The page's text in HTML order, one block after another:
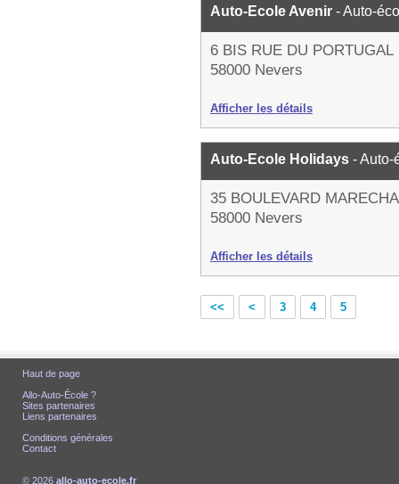
Auto-Ecole Avenir - Auto-
6 BIS RUE DU PORTUGAL
58000 Nevers
Afficher les détails
Auto-Ecole Holidays - Auto-
35 BOULEVARD
58000 Nevers
Afficher les détails
<< < 3 4 5
Haut de page
Allo-Auto-École ?
Sites partenaires
Liens partenaires
Conditions générales
Contact
© 2026 allo-auto-ecole.fr